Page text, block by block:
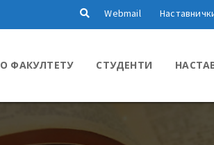
Webmail
О ФАКУЛТЕТУ СТУДЕНТИ